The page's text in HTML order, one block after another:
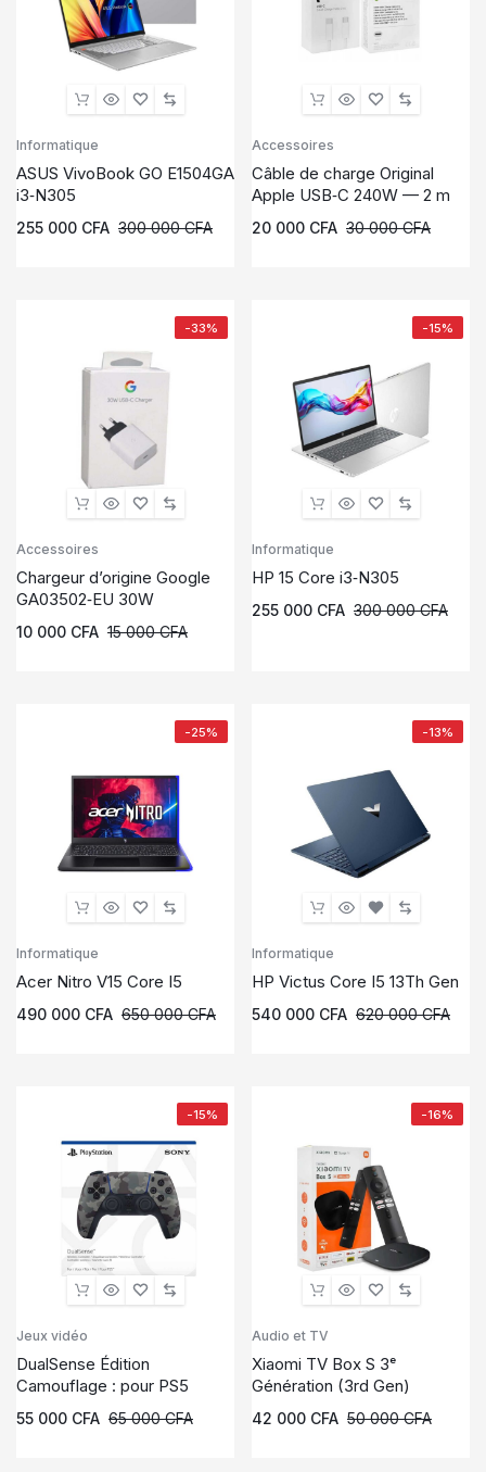
Informatique
ASUS VivoBook GO E1504GA
i3‑N305
300 000CFA
255 000 CFA
Accessoires
Câble de charge Original
Apple USB‑C 240W — 2 m
30 000CFA
20 000 CFA
-33%
Accessoires
Chargeur d’origine Google
GA03502‑EU 30W
15 000CFA
10 000 CFA
-15%
Informatique
HP 15 Core i3‑N305
300 000CFA
255 000 CFA
-25%
Informatique
Acer Nitro V15 Core I5
650 000CFA
490 000 CFA
-13%
Informatique
HP Victus Core I5 13Th Gen
620 000CFA
540 000 CFA
-15%
Jeux vidéo
DualSense Édition
Camouflage : pour PS5
65 000CFA
55 000 CFA
-16%
Audio et TV
Xiaomi TV Box S 3ᵉ
Génération (3rd Gen)
50 000CFA
42 000 CFA